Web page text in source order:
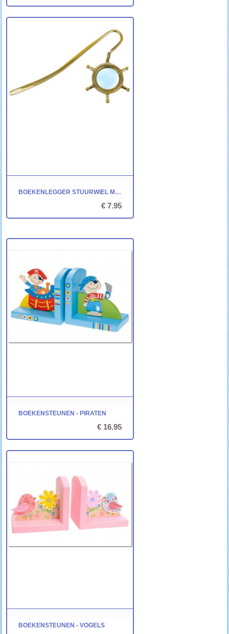
BOEKENLEGGER STUURWIEL MET LOEP - 14XØ5/2,2CM
€ 7.95
BOEKENSTEUNEN - PIRATEN
€ 16.95
BOEKENSTEUNEN - VOGELS